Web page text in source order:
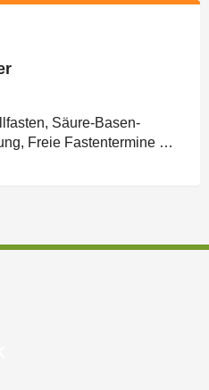
Säure-Basen-
Freie Fastentermine …